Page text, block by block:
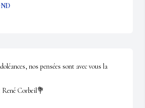
nos pensées sont avec vous la
Corbeil💐